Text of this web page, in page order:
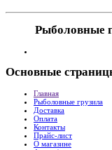
Рыболовные
Основные
Главная
Рыболовные грузила
Доставка
Оплата
Контакты
Прайс-лист
О магазине